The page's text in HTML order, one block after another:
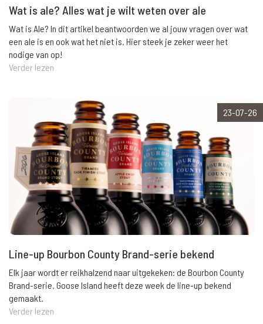
Wat is ale? Alles wat je wilt weten over ale
Wat is Ale? In dit artikel beantwoorden we al jouw vragen over wat
een ale is en ook wat het niet is. Hier steek je zeker weer het
nodige van op!
Verder lezen
23-07-26
Line-up Bourbon County Brand-serie bekend
Elk jaar wordt er reikhalzend naar uitgekeken: de Bourbon County
Brand-serie. Goose Island heeft deze week de line-up bekend
gemaakt.
Verder lezen